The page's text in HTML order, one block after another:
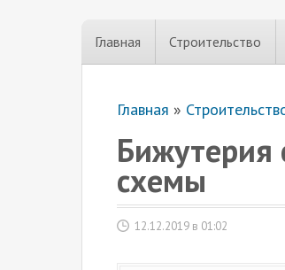
Главная Строительство
Главная »
схемы
12.12.2019 в 01:02